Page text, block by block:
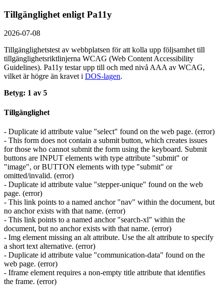
Tillgänglighet enligt Pa11y
2026-07-08
Tillgänglighetstest av webbplatsen för att kolla upp följsamhet till
tillgänglighets­riktlinjerna WCAG (Web Content Accessibility
Guidelines). Pa11y testar upp till och med nivå AAA av WCAG,
vilket är högre än kravet i DOS-lagen.
Betyg: 1 av 5
Tillgänglighet
- Duplicate id attribute value "select" found on the web page. (error)
- This form does not contain a submit button, which creates issues
for those who cannot submit the form using the keyboard. Submit
buttons are INPUT elements with type attribute "submit" or
"image", or BUTTON elements with type "submit" or
omitted/invalid. (error)
- Duplicate id attribute value "stepper-unique" found on the web
page. (error)
- This link points to a named anchor "nav" within the document, but
no anchor exists with that name. (error)
- This link points to a named anchor "search-xl" within the
document, but no anchor exists with that name. (error)
- Img element missing an alt attribute. Use the alt attribute to specify
a short text alternative. (error)
- Duplicate id attribute value "communication-data" found on the
web page. (error)
- Iframe element requires a non-empty title attribute that identifies
the frame. (error)